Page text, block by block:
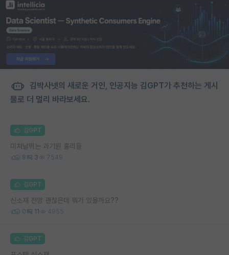
김박사넷의 새로운 거인, 인공지능 김GPT가 추천하는 게시
물로 더 멀리 바라보세요.
김GPT
미쳐날뛰는 과기원 훌리들
8 3 7549
김GPT
신소재 전망 괜찮은데 뭐가 있을까요??
0 11 4955
김GPT